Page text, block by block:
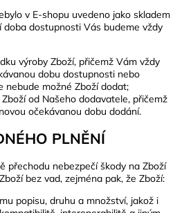
v E-shopu uvedeno jako skladem
dostupnosti Vás budeme vždy
výroby Zboží, přičemž Vám vždy
dobu dostupnosti nebo
nebude možné Zboží dodat;
od Našeho dodavatele, přičemž
očekávanou dobu dodání.
PLNĚNÍ
přechodu nebezpečí škody na Zboží
bez vad, zejména pak, že Zboží:
popisu, druhu a množství, jakož i